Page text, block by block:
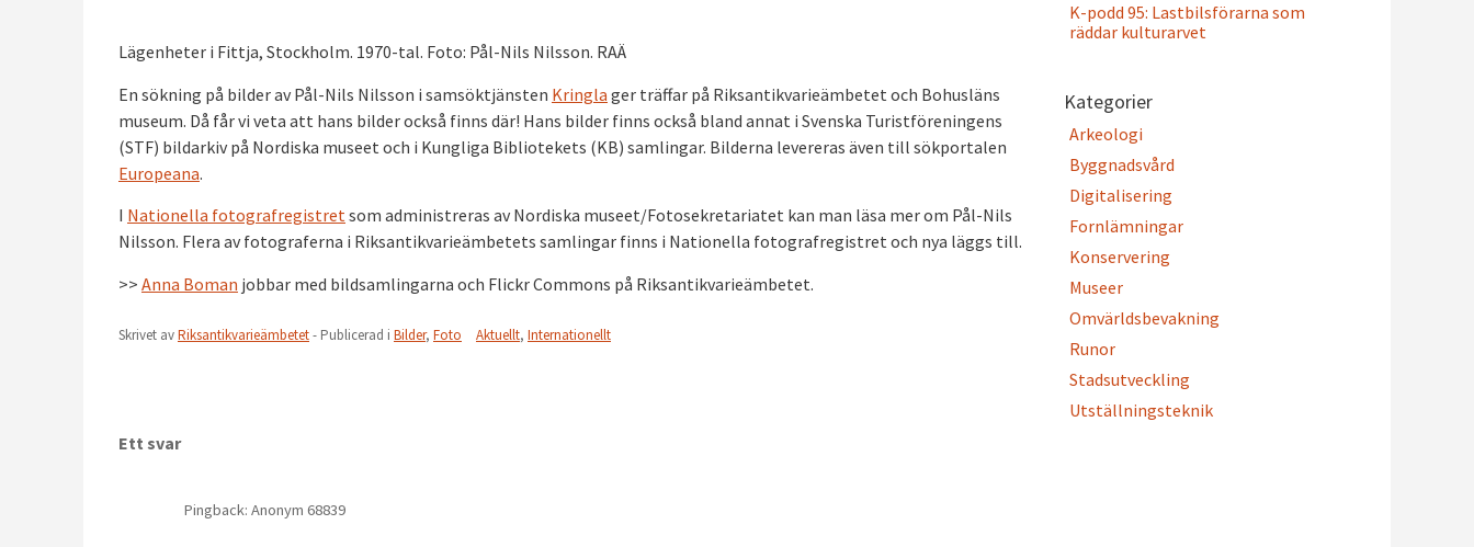
Lägenheter i Fittja, Stockholm. 1970-tal. Foto: Pål-Nils Nilsson. RAÄ
En sökning på bilder av Pål-Nils Nilsson i samsöktjänsten Kringla ger träffar på Riksantikvarieämbetet och Bohusläns
museum. Då får vi veta att hans bilder också finns där! Hans bilder finns också bland annat i Svenska Turistföreningens
(STF) bildarkiv på Nordiska museet och i Kungliga Bibliotekets (KB) samlingar. Bilderna levereras även till sökportalen
Europeana.
I Nationella fotografregistretsom administreras av Nordiska museet/Fotosekretariatet kan man läsa mer om Pål-Nils
Nilsson. Flera av fotograferna i Riksantikvarieämbetets samlingar finns i Nationella fotografregistret och nya läggs till.
>> Anna Boman jobbar med bildsamlingarna och Flickr Commons på Riksantikvarieämbetet.
Skrivet avRiksantikvarieämbetet- Publicerad i Bilder, Foto Aktuellt, Internationellt
Ett svar
Pingback: Anonym 68839
K-podd 95: Lastbilsförarna som
räddar kulturarvet
Kategorier
Arkeologi
Byggnadsvård
Digitalisering
Fornlämningar
Konservering
Museer
Omvärldsbevakning
Runor
Stadsutveckling
Utställningsteknik